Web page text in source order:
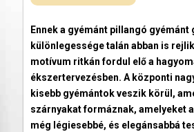
Ennek a gyémánt pillangó gyémánt
különlegessége talán abban is
motívum ritkán fordul elő a
ékszertervezésben. A központi
kisebb gyémántok veszik körül,
szárnyakat formáznak, amelyeket
még légiesebbé, és elegánsabbá